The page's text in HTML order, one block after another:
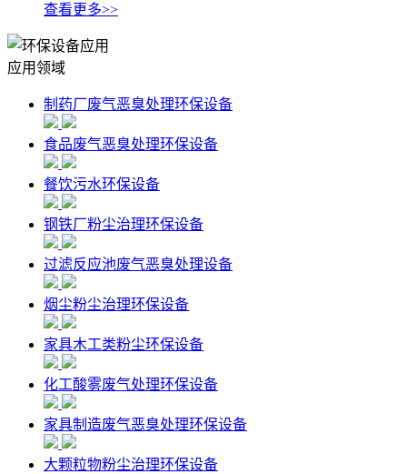
查看更多>>
应用领域
制药厂废气恶臭处理环保设备
食品废气恶臭处理环保设备
餐饮污水环保设备
钢铁厂粉尘治理环保设备
过滤反应池废气恶臭处理设备
烟尘粉尘治理环保设备
家具木工类粉尘环保设备
化工酸雾废气处理环保设备
家具制造废气恶臭处理环保设备
大颗粒物粉尘治理环保设备